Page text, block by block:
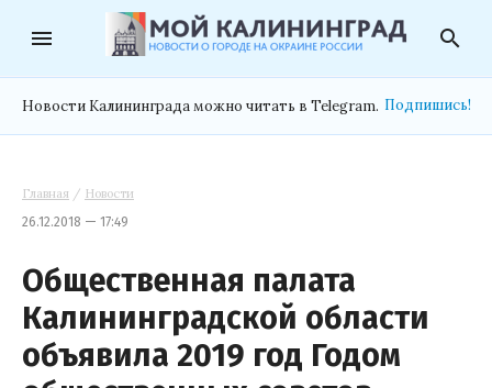
menu search
Новости Калининграда можно читать в Telegram. Подпишись!
Главная / Новости
26.12.2018 — 17:49
Общественная палата
Калининградской области
объявила 2019 год Годом